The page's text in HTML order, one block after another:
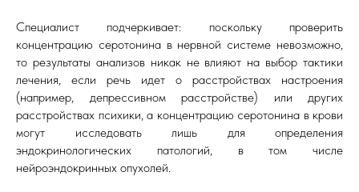
Специалист подчеркивает: поскольку проверить
концентрацию серотонина в нервной системе невозможно,
то результаты анализов никак не влияют на выбор тактики
лечения, если речь идет о расстройствах настроения
(например, депрессивном расстройстве) или других
расстройствах психики, а концентрацию серотонина в крови
могут исследовать лишь для определения
эндокринологических патологий, в том числе
нейроэндокринных опухолей.